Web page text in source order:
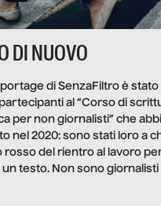
DI NUOVO
di SenzaFiltro è stato
al “Corso di
per non giornalisti” che
nel 2020: sono stati loro a
rosso del rientro al lavoro
testo. Non sono giornalisti